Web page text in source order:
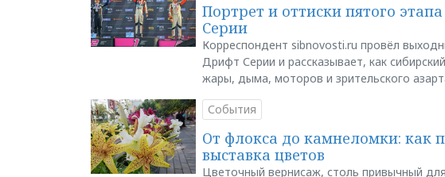
Портрет и оттиски пятого
Серии
Корреспондент sibnovosti.ru провёл
Дрифт Серии и рассказывает, как
жары, дыма, моторов и зрительского
События
От флокса до камнеломки: как
выставка цветов
Цветочный вернисаж, столь привычный